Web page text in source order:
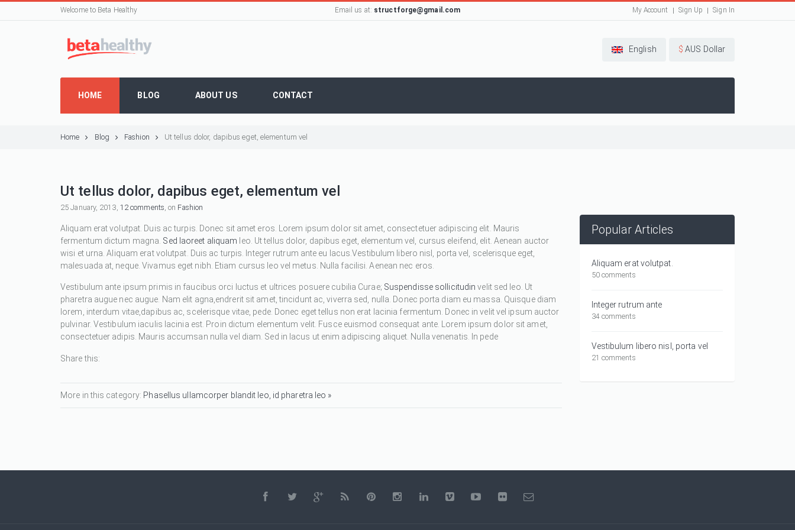
Welcome to Beta Healthy Email us at: structforge@gmail.com My Account Sign Up Sign In
English $ AUS Dollar
HOME BLOG ABOUT US CONTACT
Home Blog Fashion Ut tellus dolor, dapibus eget, elementum vel
Ut tellus dolor, dapibus eget, elementum vel
25 January, 2013, 12 comments, on Fashion
Aliquam erat volutpat. Duis ac turpis. Donec sit amet eros. Lorem ipsum dolor sit amet, consectetuer adipiscing elit. Mauris
fermentum dictum magna. Sed laoreet aliquam leo. Ut tellus dolor, dapibus eget, elementum vel, cursus eleifend, elit. Aenean auctor
wisi et urna. Aliquam erat volutpat. Duis ac turpis. Integer rutrum ante eu lacus.Vestibulum libero nisl, porta vel, scelerisque eget,
malesuada at, neque. Vivamus eget nibh. Etiam cursus leo vel metus. Nulla facilisi. Aenean nec eros.
Vestibulum ante ipsum primis in faucibus orci luctus et ultrices posuere cubilia Curae; Suspendisse sollicitudin velit sed leo. Ut
pharetra augue nec augue. Nam elit agna,endrerit sit amet, tincidunt ac, viverra sed, nulla. Donec porta diam eu massa. Quisque diam
lorem, interdum vitae,dapibus ac, scelerisque vitae, pede. Donec eget tellus non erat lacinia fermentum. Donec in velit vel ipsum auctor
pulvinar. Vestibulum iaculis lacinia est. Proin dictum elementum velit. Fusce euismod consequat ante. Lorem ipsum dolor sit amet,
consectetuer adipis. Mauris accumsan nulla vel diam. Sed in lacus ut enim adipiscing aliquet. Nulla venenatis. In pede
Share this:
More in this category: Phasellus ullamcorper blandit leo, id pharetra leo »
Popular Articles
Aliquam erat volutpat.
50 comments
Integer rutrum ante
34 comments
Vestibulum libero nisl, porta vel
21 comments